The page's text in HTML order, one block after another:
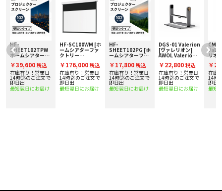
HF-
SHEET102TPW
ホームシアターフ
タイプ102インチ
高画質スクリーン
[貼って剥がせるタ
イプ]
￥39,600 税込
在庫有り！営業日
14時迄のご注文で
即日出
最短翌日にお届け
HF-SC100WM [ホ
ームシアターファ
クトリー
avac] 電動スクリ
ーン 【100イン
チ】
￥176,000 税込
在庫有り！営業日
14時迄のご注文で
即日出
最短翌日にお届け
HF-
SHEET102PG [ホ
ームシアターファ
produced by
avac] スタンド不
要のシートタイプ
102インチ高画質
スクリーン
￥17,800 税込
在庫有り！営業日
14時迄のご注文で
即日出
最短翌日にお届け
DGS-01 Valerion
[ヴァレリオン]
AWOL Valerion
Master Max) 対
応ジンバルスタン
ド
￥22,800 税込
在庫有り！営業日
14時迄のご注文で
即日出
最短翌日にお届け
Valerion
リオ
天吊
￥
在庫
14時
即日
最短